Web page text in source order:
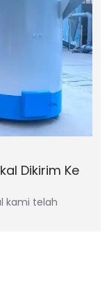
Dikirim Ke
kami telah